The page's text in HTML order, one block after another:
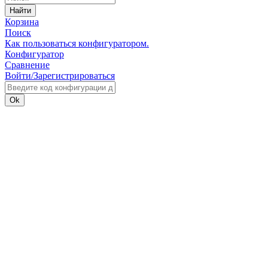
Найти
Корзина
Поиск
Как пользоваться конфигуратором.
Конфигуратор
Сравнение
Войти/Зарегистрироваться
Ok